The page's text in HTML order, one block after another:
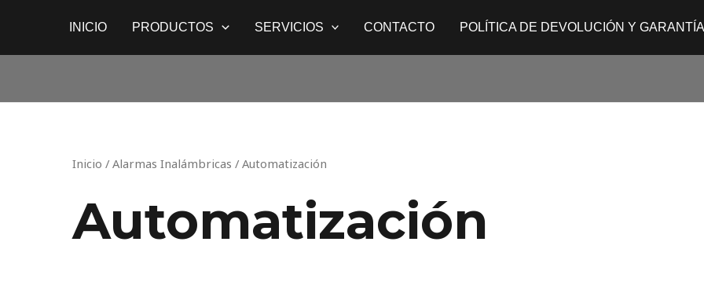
contenido
INICIO PRODUCTOS SERVICIOS CONTACTO POLÍTICA DE DEVOLUCIÓN Y GARANTÍA
Inicio / Alarmas Inalámbricas / Automatización
Automatización